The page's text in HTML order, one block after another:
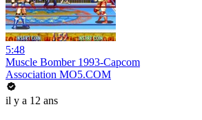
5:48
Muscle Bomber 1993-Capcom
Association MO5.COM
il y a 12 ans